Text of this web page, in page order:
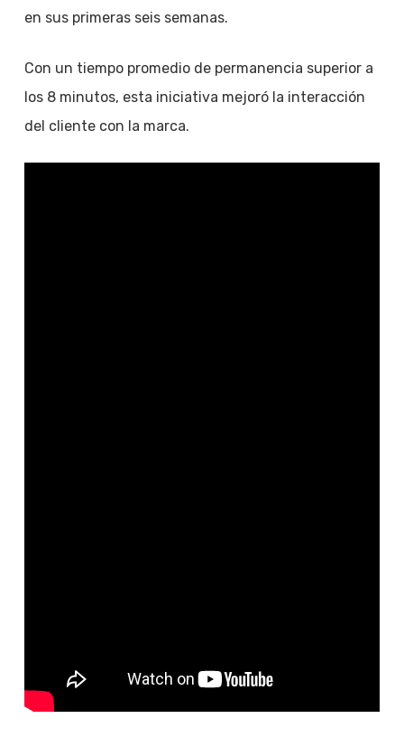
en sus primeras seis semanas.
Con un tiempo promedio de permanencia superior a
los 8 minutos, esta iniciativa mejoró la interacción
del cliente con la marca.